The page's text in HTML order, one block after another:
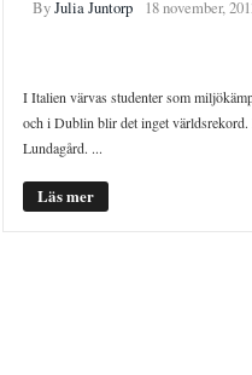
ByJulia Juntorp 18 november,
I Italien värvas studenter som
och i Dublin blir det inget
Lundagård. ...
Läs mer